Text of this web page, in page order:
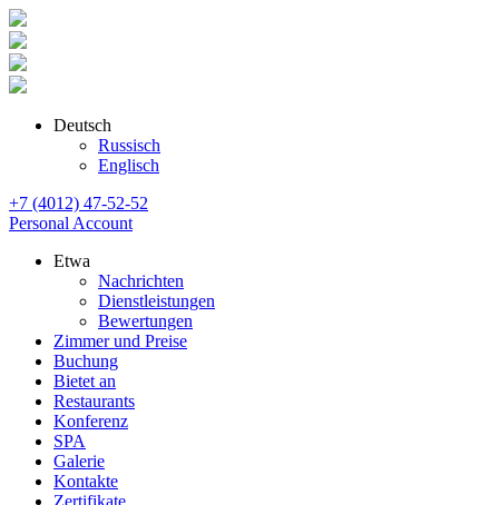
Deutsch
Russisch
Englisch
+7 (4012) 47-52-52
Personal Account
Etwa
Nachrichten
Dienstleistungen
Bewertungen
Zimmer und Preise
Buchung
Bietet an
Restaurants
Konferenz
SPA
Galerie
Kontakte
Zertifikate